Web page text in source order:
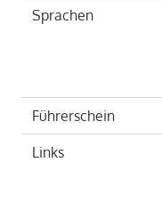
Sprachen
Führerschein
Links